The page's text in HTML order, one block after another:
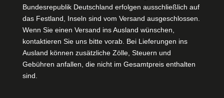
Bundesrepublik Deutschland erfolgen ausschließlich auf
das Festland, Inseln sind vom Versand ausgeschlossen.
Wenn Sie einen Versand ins Ausland wünschen,
kontaktieren Sie uns bitte vorab. Bei Lieferungen ins
Ausland können zusätzliche Zölle, Steuern und
Gebühren anfallen, die nicht im Gesamtpreis enthalten
sind.